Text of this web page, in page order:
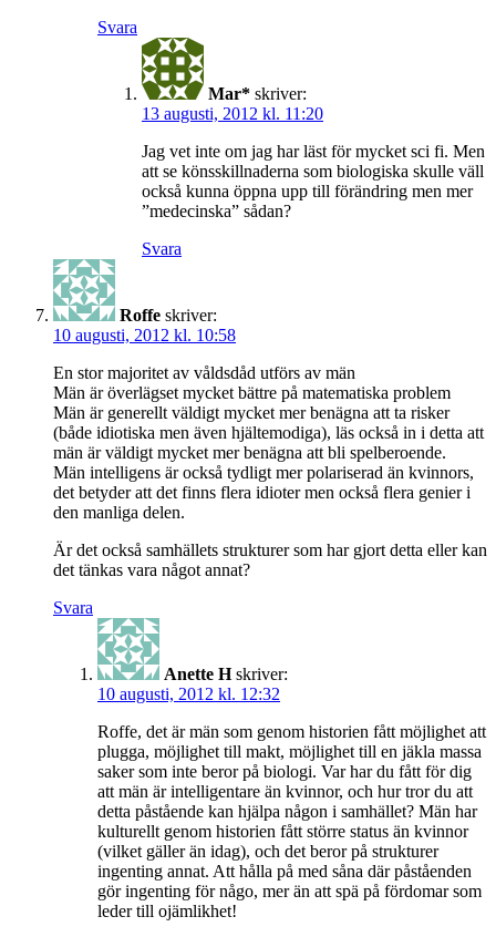
Svara
Mar* skriver:
13 augusti, 2012 kl. 11:20
Jag vet inte om jag har läst för mycket sci fi. Men
att se könsskillnaderna som biologiska skulle väll
också kunna öppna upp till förändring men mer
”medecinska” sådan?
Svara
Roffe skriver:
10 augusti, 2012 kl. 10:58
En stor majoritet av våldsdåd utförs av män
Män är överlägset mycket bättre på matematiska problem
Män är generellt väldigt mycket mer benägna att ta risker
(både idiotiska men även hjältemodiga), läs också in i detta att
män är väldigt mycket mer benägna att bli spelberoende.
Män intelligens är också tydligt mer polariserad än kvinnors,
det betyder att det finns flera idioter men också flera genier i
den manliga delen.
Är det också samhällets strukturer som har gjort detta eller kan
det tänkas vara något annat?
Svara
Anette H skriver:
10 augusti, 2012 kl. 12:32
Roffe, det är män som genom historien fått möjlighet att
plugga, möjlighet till makt, möjlighet till en jäkla massa
saker som inte beror på biologi. Var har du fått för dig
att män är intelligentare än kvinnor, och hur tror du att
detta påstående kan hjälpa någon i samhället? Män har
kulturellt genom historien fått större status än kvinnor
(vilket gäller än idag), och det beror på strukturer
ingenting annat. Att hålla på med såna där påståenden
gör ingenting för någo, mer än att spä på fördomar som
leder till ojämlikhet!